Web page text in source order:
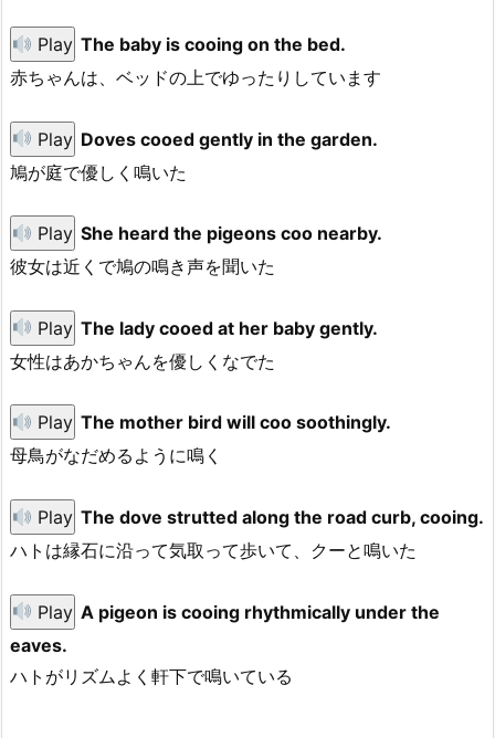
Play The baby is cooing on the bed.
赤ちゃんは、ベッドの上でゆったりしています
Play Doves cooed gently in the garden.
鳩が庭で優しく鳴いた
Play She heard the pigeons coo nearby.
彼女は近くで鳩の鳴き声を聞いた
Play The lady cooed at her baby gently.
女性はあかちゃんを優しくなでた
Play The mother bird will coo soothingly.
母鳥がなだめるように鳴く
Play The dove strutted along the road curb, cooing.
ハトは縁石に沿って気取って歩いて、クーと鳴いた
Play A pigeon is cooing rhythmically under the
eaves.
ハトがリズムよく軒下で鳴いている